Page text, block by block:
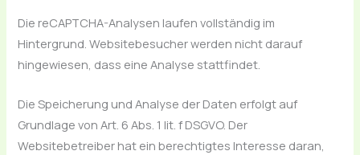
Die reCAPTCHA-Analysen laufen vollständig im
Hintergrund. Websitebesucher werden nicht darauf
hingewiesen, dass eine Analyse stattfindet.
Die Speicherung und Analyse der Daten erfolgt auf
Grundlage von Art. 6 Abs. 1 lit. f DSGVO. Der
Websitebetreiber hat ein berechtigtes Interesse daran,